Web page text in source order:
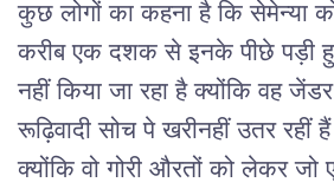
कुछ लोगों का कहना है कि सेमेन्या
करीब एक दशक से इनके पीछे पड़ी
नहीं किया जा रहा है क्योंकि वह जेंडर
रूढ़िवादी सोच पे खरीनहीं उतर रहीं
क्योंकि वो गोरी औरतों को लेकर जो